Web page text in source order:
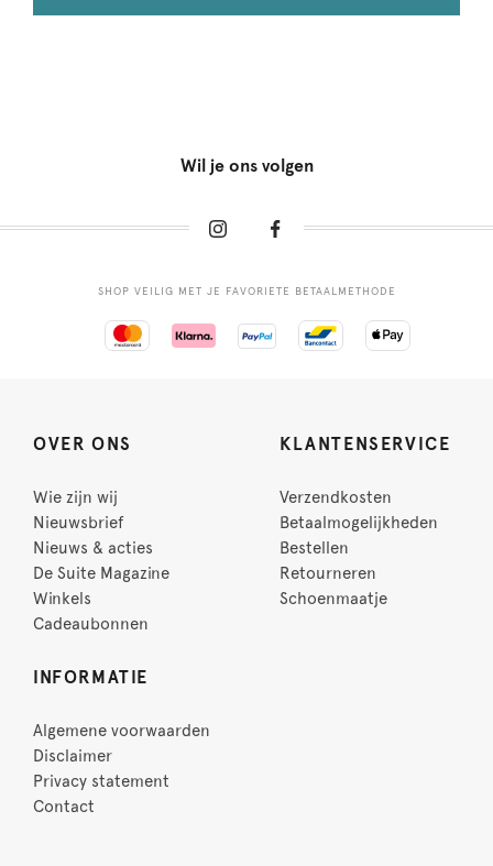
Wil je ons volgen
SHOP VEILIG MET JE FAVORIETE BETAALMETHODE
OVER ONS
Wie zijn wij
Nieuwsbrief
Nieuws & acties
De Suite Magazine
Winkels
Cadeaubonnen
KLANTENSERVICE
Verzendkosten
Betaalmogelijkheden
Bestellen
Retourneren
Schoenmaatje
INFORMATIE
Algemene voorwaarden
Disclaimer
Privacy statement
Contact